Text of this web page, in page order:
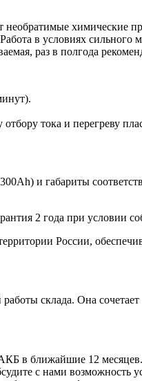
необратимые химические
в условиях сильного
раз в полгода
тока и перегреву
и габариты
2 года при условии
России,
склада. Она
в ближайшие 12 месяцев.
с нами возможность